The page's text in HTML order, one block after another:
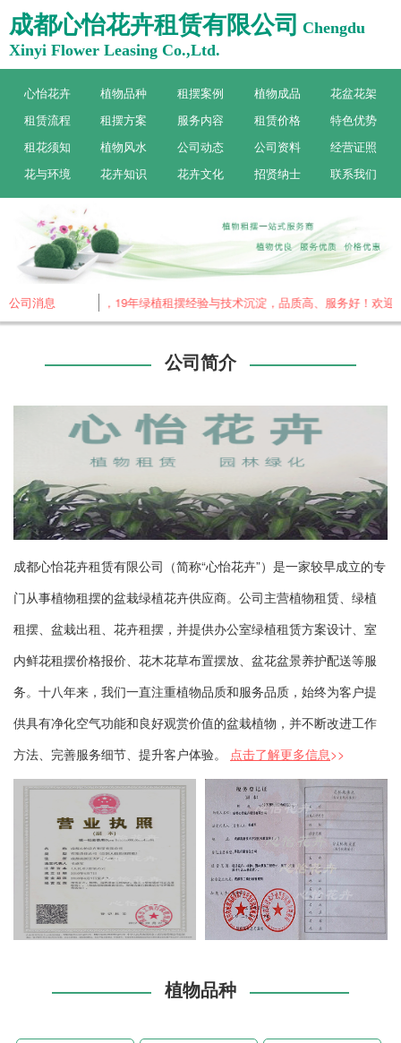
成都心怡花卉租赁有限公司 Chengdu
Xinyi Flower Leasing Co.,Ltd.
心怡花卉 植物品种 租摆案例 植物成品
花盆花架
租赁流程
租摆方案 服务内容 租赁价格
特色优势
租花须知
植物风水 公司动态 公司资料
经营证照
花与环境
花卉知识 花卉文化 招贤纳士 联系我们
公司消息
，专做植物租赁，19年绿植租摆经验与技术沉淀，品质高、服务好！欢迎
公司简介
成都心怡花卉租赁有限公司（简称“心怡花卉”）是一家较早成立的专
门从事植物租摆的盆栽绿植花卉供应商。公司主营植物租赁、绿植
租摆、盆栽出租、花卉租摆，并提供办公室绿植租赁方案设计、室
内鲜花租摆价格报价、花木花草布置摆放、盆花盆景养护配送等服
务。十八年来，我们一直注重植物品质和服务品质，始终为客户提
供具有净化空气功能和良好观赏价值的盆栽植物，并不断改进工作
方法、完善服务细节、提升客户体验。 点击了解更多信息>>
植物品种